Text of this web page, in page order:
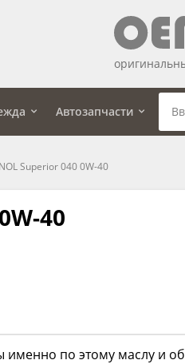
Автозапчасти
Superior 040 0W-40
40
по этому маслу и